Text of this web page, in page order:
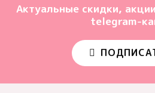
Актуальные скидки,
telegram-